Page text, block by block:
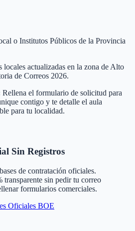
o Institutos Públicos de la Provincia
actualizadas en la zona de Alto
de Correos 2026.
Rellena el formulario de solicitud para
contigo y te detalle el aula
para tu localidad.
Sin Registros
de contratación oficiales.
transparente sin pedir tu correo
formularios comerciales.
Oficiales BOE